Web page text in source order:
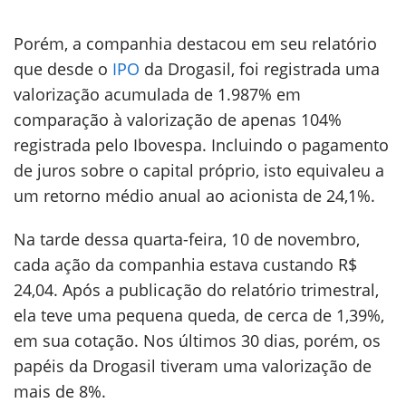
Porém, a companhia destacou em seu relatório
que desde o IPO da Drogasil, foi registrada uma
valorização acumulada de 1.987% em
comparação à valorização de apenas 104%
registrada pelo Ibovespa. Incluindo o pagamento
de juros sobre o capital próprio, isto equivaleu a
um retorno médio anual ao acionista de 24,1%.
Na tarde dessa quarta-feira, 10 de novembro,
cada ação da companhia estava custando R$
24,04. Após a publicação do relatório trimestral,
ela teve uma pequena queda, de cerca de 1,39%,
em sua cotação. Nos últimos 30 dias, porém, os
papéis da Drogasil tiveram uma valorização de
mais de 8%.